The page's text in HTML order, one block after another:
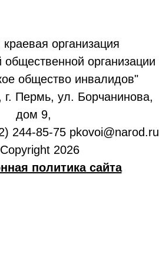
организация
организации
общество инвалидов"
г. Пермь, ул. Борчанинова,
дом 9,
244-85-75 pkovoi@narod.ru
2026
политика сайта